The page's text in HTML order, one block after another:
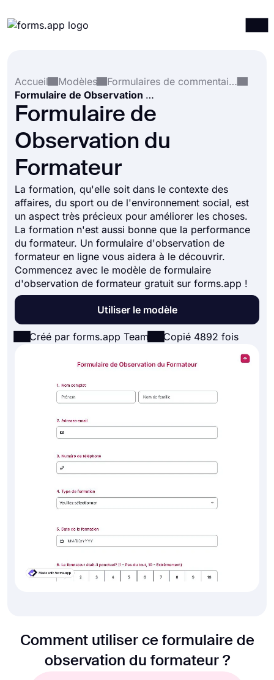
Intégrations
Modèles
Ressources
Accueil
Modèles
Formulaires de commentaires
Formulaire de Observation du Formateur
Formulaire de
Observation du
Formateur
La formation, qu'elle soit dans le contexte des
affaires, du sport ou de l'environnement social, est
un aspect très précieux pour améliorer les choses.
La formation n'est aussi bonne que la performance
du formateur. Un formulaire d'observation de
formateur en ligne vous aidera à le découvrir.
Commencez avec le modèle de formulaire
d'observation de formateur gratuit sur forms.app !
Utiliser le modèle
Créé par forms.app Team Copié 4892 fois
Comment utiliser ce formulaire de
observation du formateur ?